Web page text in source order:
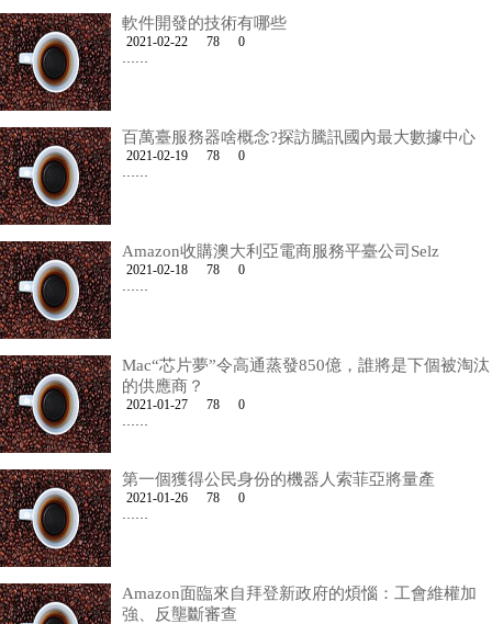
軟件開發的技術有哪些
2021-02-22 78
0
……
百萬臺服務器啥概念?探訪騰訊國內最大數據中心
2021-02-19 78
0
……
Amazon收購澳大利亞電商服務平臺公司Selz
2021-02-18 78
0
……
Mac“芯片夢”令高通蒸發850億，誰將是下個被淘汰
的供應商？
2021-01-27 78
0
……
第一個獲得公民身份的機器人索菲亞將量產
2021-01-26 78
0
……
Amazon面臨來自拜登新政府的煩惱：工會維權加
強、反壟斷審查